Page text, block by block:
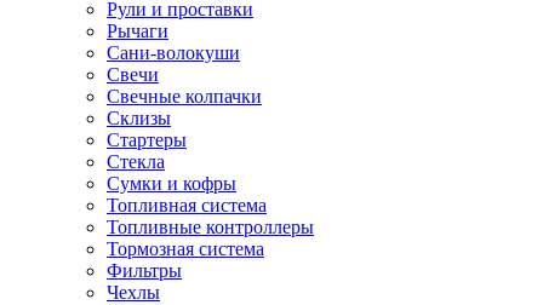
Рули и проставки
Рычаги
Сани-волокуши
Свечи
Свечные колпачки
Склизы
Стартеры
Стекла
Сумки и кофры
Топливная система
Топливные контроллеры
Тормозная система
Фильтры
Чехлы